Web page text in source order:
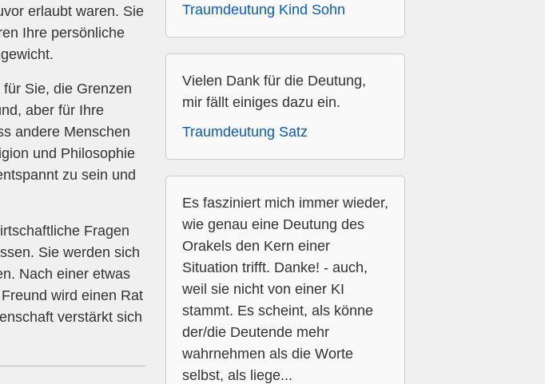
erlaubt waren. Sie
Ihre persönliche
Sie, die Grenzen
aber für Ihre
andere Menschen
und Philosophie
zu sein und
Fragen
Sie werden sich
Nach einer etwas
wird einen Rat
verstärkt sich
Traumdeutung Kind Sohn
Vielen Dank für die Deutung,
mir fällt einiges dazu ein.
Traumdeutung Satz
Es fasziniert mich immer wieder,
wie genau eine Deutung des
Orakels den Kern einer
Situation trifft. Danke! - auch,
weil sie nicht von einer KI
stammt. Es scheint, als könne
der/die Deutende mehr
wahrnehmen als die Worte
selbst, als liege...